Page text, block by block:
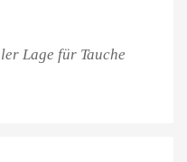
Lage für Tauche